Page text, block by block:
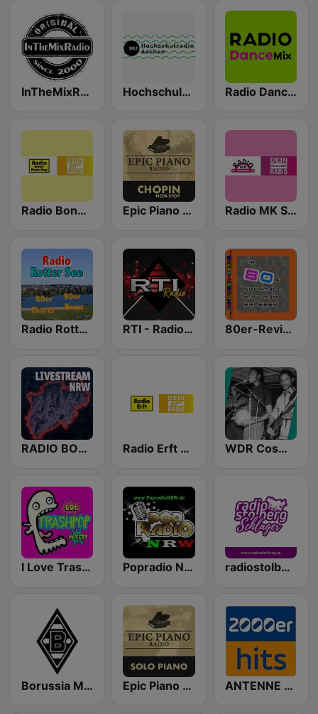
InTheMixRadio Hochschulradio Aachen Radio DanceMix
Radio Bonn - Dein 80er Radio Epic Piano - CHOPIN Radio MK Schlager
Radio Rotter See RTI - Radio Total International 80er-Revival
RADIO BOB! rockt NRW Radio Erft - Dein 80er Radio WDR Cosmo - Specials
I Love Trashpop XXXtreme Popradio NRW radiostolberg Schlager
Borussia Mönchengladbach FC Epic Piano - SOLO PIANO ANTENNE NRW 2000er Hits